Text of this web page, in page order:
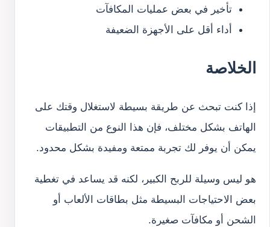
تأخير في بعض عمليات المكافآت
أداء أقل على الأجهزة الضعيفة
الخلاصة
إذا كنت تبحث عن طريقة بسيطة لاستغلال وقتك على
الهاتف بشكل مختلف، فإن هذا النوع من التطبيقات
يمكن أن يوفر لك تجربة ممتعة ومفيدة بشكل محدود.
هو ليس وسيلة للربح الكبير، لكنه قد يساعد في تغطية
بعض الاحتياجات البسيطة مثل بطاقات الألعاب أو
الشحن أو مكافآت صغيرة.